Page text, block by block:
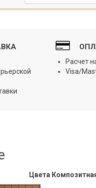
Расчет
Visa/
Цвета